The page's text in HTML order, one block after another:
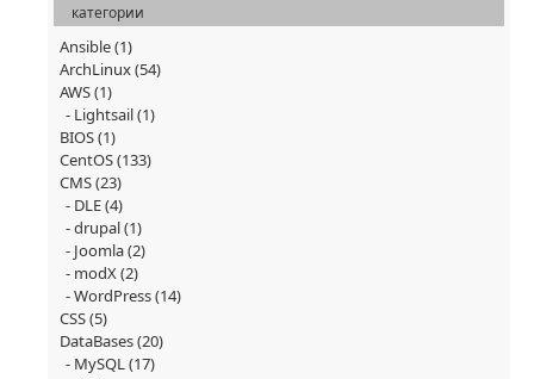
категории
Ansible(1)
ArchLinux(54)
AWS(1)
Lightsail(1)
BIOS(1)
CentOS(133)
CMS(23)
DLE(4)
drupal(1)
Joomla(2)
modX (2)
WordPress(14)
CSS(5)
DataBases(20)
MySQL (17)